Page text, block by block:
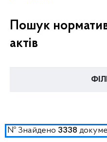
Пошук
актів
№ Знайдено 3338